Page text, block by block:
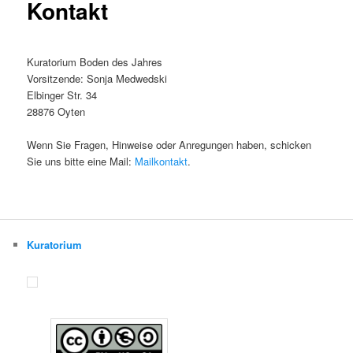
Kontakt
Kuratorium Boden des Jahres
Vorsitzende: Sonja Medwedski
Elbinger Str. 34
28876 Oyten
Wenn Sie Fragen, Hinweise oder Anregungen haben, schicken
Sie uns bitte eine Mail: Mailkontakt.
Kuratorium